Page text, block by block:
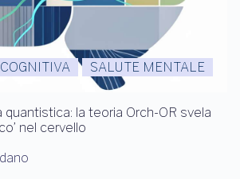
SALUTE MENTALE
la teoria Orch-OR svela
nel cervello